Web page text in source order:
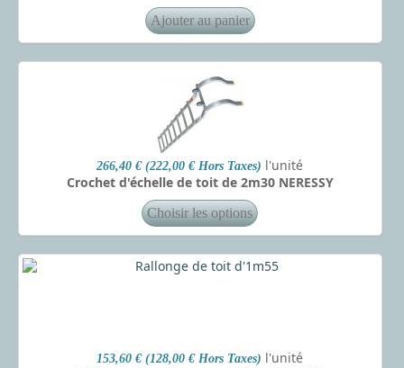
266,40 € (222,00 € Hors Taxes) l'unité
Crochet d'échelle de toit de 2m30 NERESSY
153,60 € (128,00 € Hors Taxes) l'unité